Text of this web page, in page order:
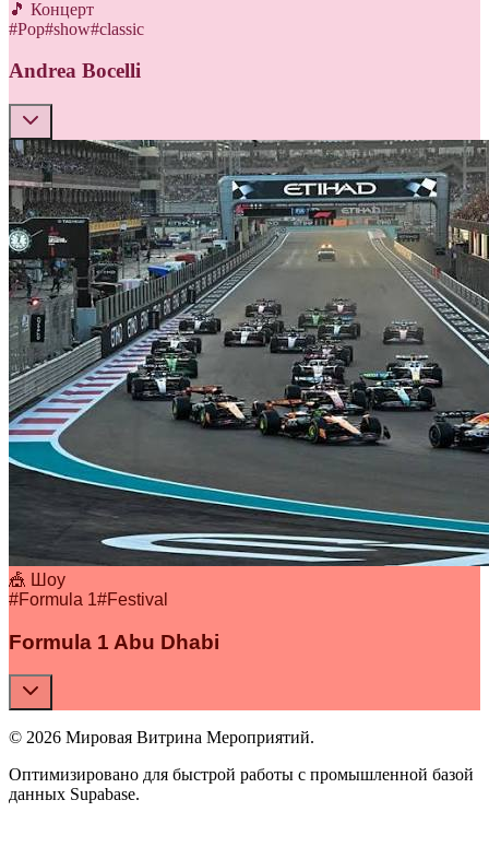
🎵 Концерт
#Pop#show#classic
Andrea Bocelli
🎪 Шоу
#Formula 1#Festival
Formula 1 Abu Dhabi
© 2026 Мировая Витрина Мероприятий.
Оптимизировано для быстрой работы с промышленной базой
данных Supabase.